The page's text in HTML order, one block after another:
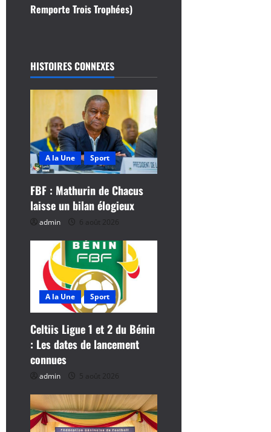
n
d
a
r
t
i
Remporte Trois Trophées)
HISTOIRES CONNEXES
A la Une Sport
FBF : Mathurin de Chacus
laisse un bilan élogieux
admin 6 août 2026
A la Une Sport
Celtiis Ligue 1 et 2 du Bénin
: Les dates de lancement
connues
admin 5 août 2026